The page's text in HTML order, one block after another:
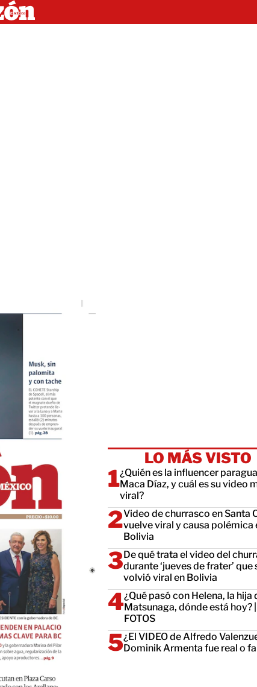
LO MÁS VISTO
¿Quién es la influencer
Maca Díaz, y cuál es su video
viral?
Video de churrasco en Santa
vuelve viral y causa polémica
Bolivia
De qué trata el video del
durante ‘jueves de frater’ que
volvió viral en Bolivia
¿Qué pasó con Helena, la hija
Matsunaga, dónde está hoy? |
FOTOS
¿El VIDEO de Alfredo
Dominik Armenta fue real o